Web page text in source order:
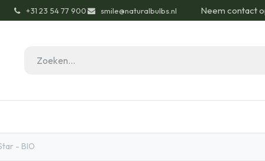
͏+31 23 54 77 900 smile@naturalbulbs.nl Neem contact
- BIO